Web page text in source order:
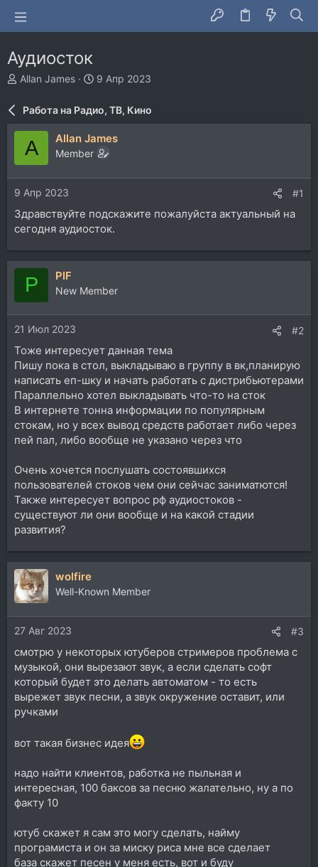
Аудиосток
А
т
р
Allan James
Д
а
ч
9 Апр 2023
Работа на Радио, ТВ, Кино
A Allan James
Member
9 Апр 2023 #1
Здравствуйте подскажите пожалуйста актуальный на
сегодня аудиосток.
P PIF
New Member
21 Июл 2023 #2
Тоже интересует данная тема
Пишу пока в стол, выкладываю в группу в вк,планирую
написать еп-шку и начать работать с дистрибьютерами
Параллельно хотел выкладывать что-то на сток
В интернете тонна информации по популярным
стокам, но у всех вывод средств работает либо через
пей пал, либо вообще не указано через что
Очень хочется послушать состоявшихся
пользователей стоков чем они сейчас заниматются!
Также интересует вопрос рф аудиостоков -
существуют ли они вообще и на какой стадии
развития?
wolfire
Well-Known Member
27 Авг 2023 #3
смотрю у некоторых ютуберов стримеров проблема с
музыкой, они вырезают звук, а если сделать софт
который будет это делать автоматом - то есть
вырежет звук песни, а звук окружение оставит, или
ручками
вот такая бизнес идея
надо найти клиентов, работка не пыльная и
интересная, 100 баксов за песню жалательно, ну а по
факту 10
ютуб скажет я сам это могу сделать, найму
програмиста и он за миску риса мне все сделает
база скажет песен у меня есть, вот и буду